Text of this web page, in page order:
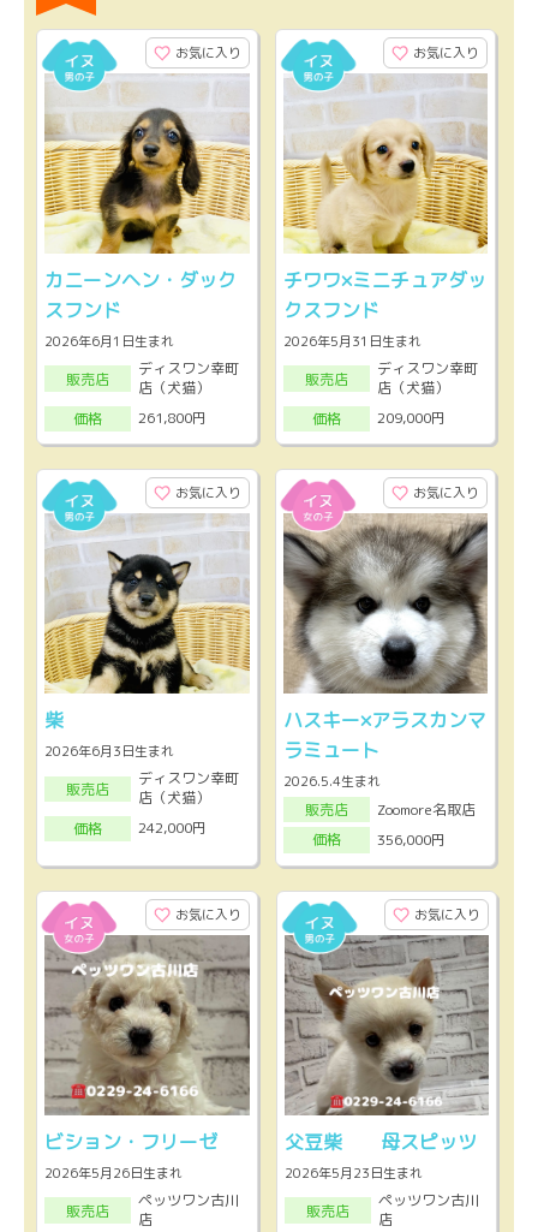
お気に入り
カニーンヘン・ダック
スフンド
2026年6月1日生まれ
販売店
ディスワン幸町
店（犬猫）
価格
261,800円
お気に入り
チワワ×ミニチュアダッ
クスフンド
2026年5月31日生まれ
販売店
ディスワン幸町
店（犬猫）
価格
209,000円
お気に入り
柴
2026年6月3日生まれ
販売店
ディスワン幸町
店（犬猫）
価格
242,000円
お気に入り
ハスキー×アラスカンマ
ラミュート
2026.5.4生まれ
販売店
Zoomore名取店
価格
356,000円
お気に入り
ビション・フリーゼ
2026年5月26日生まれ
販売店
ペッツワン古川
店
お気に入り
父豆柴 母スピッツ
2026年5月23日生まれ
販売店
ペッツワン古川
店